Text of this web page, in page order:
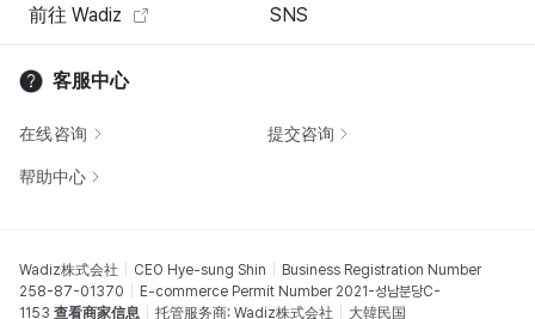
前往 Wadiz
SNS
客服中心
在线咨询 提交咨询
帮助中心
Wadiz株式会社 CEO Hye-sung Shin
Business Registration Number
258-87-01370
E-commerce Permit Number 2021-성남분당C-
1153 查看商家信息 托管服务商: Wadiz株式会社 大韓民国